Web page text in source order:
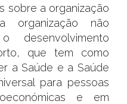
sobre a organização
organização não
desenvolvimento
que tem como
a Saúde e a Saúde
para pessoas
e em